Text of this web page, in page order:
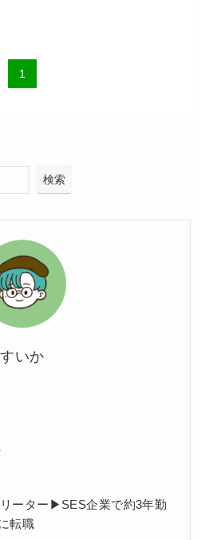
1
検索
すいか
ーター▶SES企業で約3年勤
転職